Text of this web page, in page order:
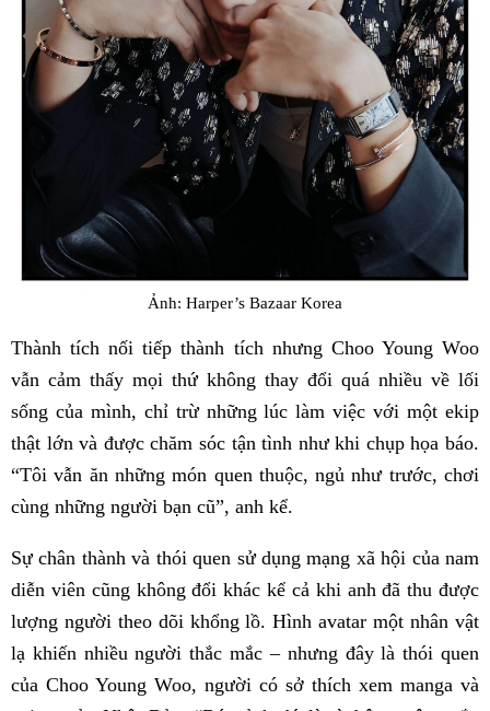
Ảnh: Harper’s Bazaar Korea
Thành tích nối tiếp thành tích nhưng Choo Young Woo
vẫn cảm thấy mọi thứ không thay đổi quá nhiều về lối
sống của mình, chỉ trừ những lúc làm việc với một ekip
thật lớn và được chăm sóc tận tình như khi chụp họa báo.
“Tôi vẫn ăn những món quen thuộc, ngủ như trước, chơi
cùng những người bạn cũ”, anh kể.
Sự chân thành và thói quen sử dụng mạng xã hội của nam
diễn viên cũng không đổi khác kể cả khi anh đã thu được
lượng người theo dõi khổng lồ. Hình avatar một nhân vật
lạ khiến nhiều người thắc mắc – nhưng đây là thói quen
của Choo Young Woo, người có sở thích xem manga và